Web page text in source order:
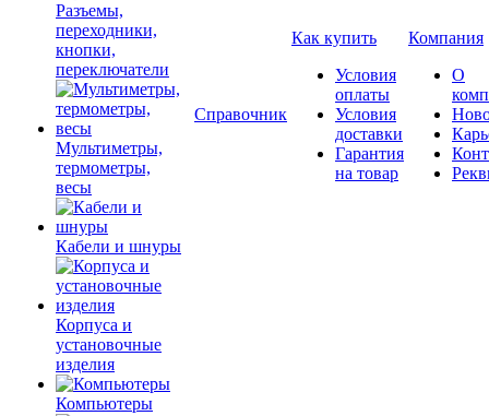
Разъемы,
переходники,
кнопки,
переключатели
Мультиметры,
термометры,
весы
Кабели и шнуры
Корпуса и
установочные
изделия
Компьютеры
Справочник
Как купить
Условия
оплаты
Условия
доставки
Гарантия
на товар
Компания
О